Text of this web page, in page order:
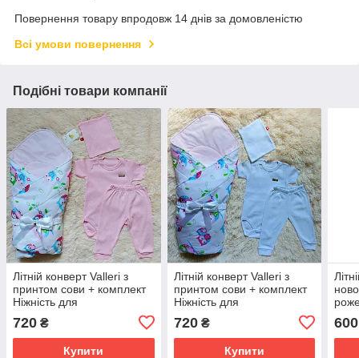
Повернення товару впродовж 14 днів за домовленістю
Всі умови повернення
Подібні товари компанії
Літній конверт Valleri з
принтом сови + комплект
Ніжність для
новонароджених, рожевий
720 ₴
Купити
Літній конверт Valleri з
принтом сови + комплект
Ніжність для
720₴
Купити
600